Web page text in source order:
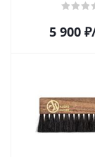
5 900₽